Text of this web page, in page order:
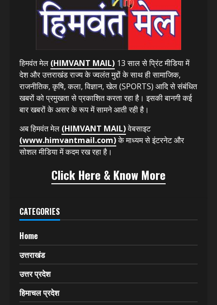
हिमवंत मेल (HIMVANT MAIL) 13 साल से प्रिंट मीडिया में
देश और उत्तराखंड राज्य के ज्वलंत मुद्दों के साथ ही सामाजिक,
राजनीतिक, कृषि, कला, विज्ञान, खेल (SPORTS) आदि से संबंधित
खबरों को प्रमुखता से प्रकाशित करता रहा है। इसकी बानगी कई
बार खबरों के असर के रूप में सामने आती रही है।
अब हिमवंत मेल (HIMVANT MAIL)वेबसाइट
(www.himvantmail.com)के माध्यम से इंटरनेट और
सोशल मीडिया में कदम रख रहा है।
Click Here & Know More
CATEGORIES
Home
उत्तराखंड
उत्तर प्रदेश
हिमाचल प्रदेश